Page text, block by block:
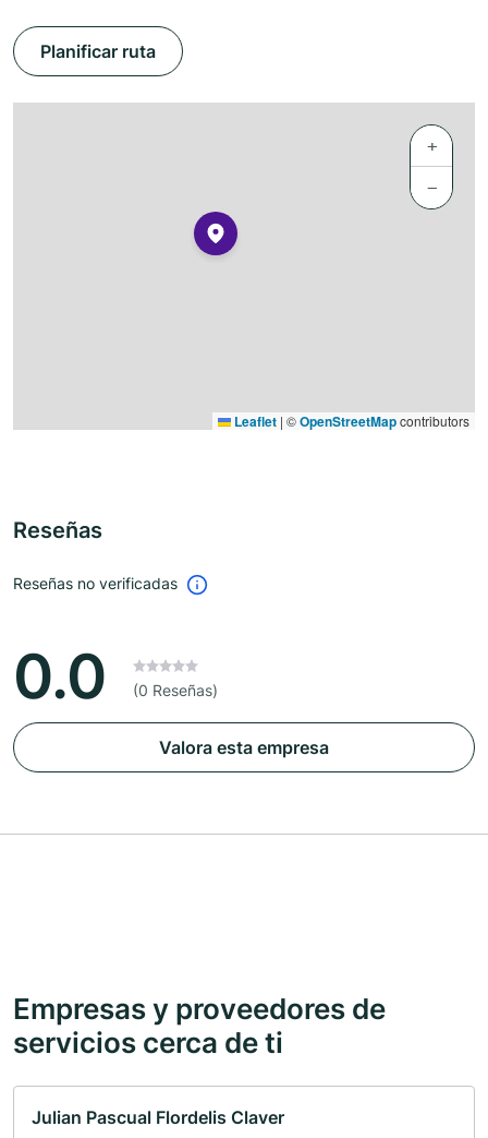
Planificar ruta
+
−
Leaflet | ©OpenStreetMapcontributors
Reseñas
Reseñas no verificadas
0.0 (0 Reseñas)
Valora esta empresa
Empresas y proveedores de
servicios cerca de ti
Julian Pascual Flordelis Claver